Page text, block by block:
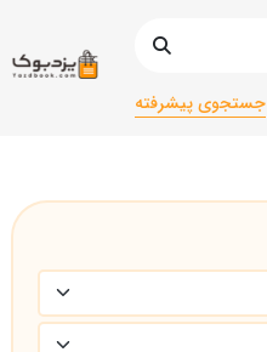
جستجوی پیشرفته
ادبیات فارسی تاریخ و نقد